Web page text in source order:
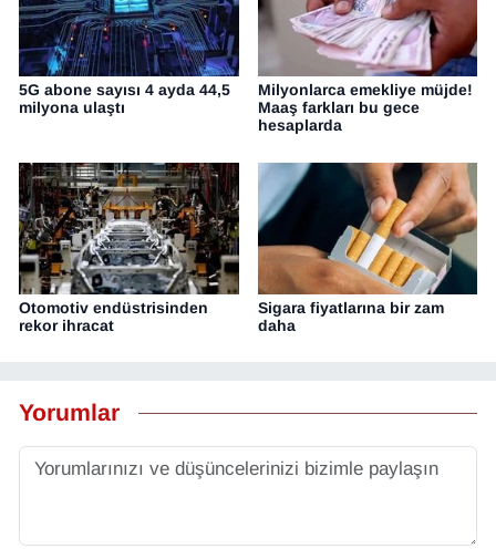
5G abone sayısı 4 ayda 44,5
milyona ulaştı
Milyonlarca emekliye müjde!
Maaş farkları bu gece
hesaplarda
Otomotiv endüstrisinden
rekor ihracat
Sigara fiyatlarına bir zam
daha
Yorumlar